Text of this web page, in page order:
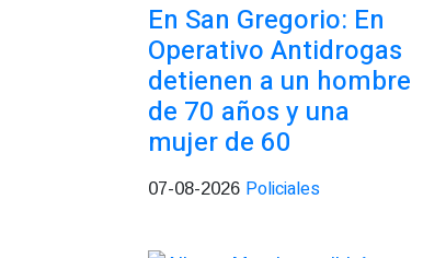
En San Gregorio: En
Operativo Antidrogas
detienen a un hombre
de 70 años y una
mujer de 60
07-08-2026 Policiales